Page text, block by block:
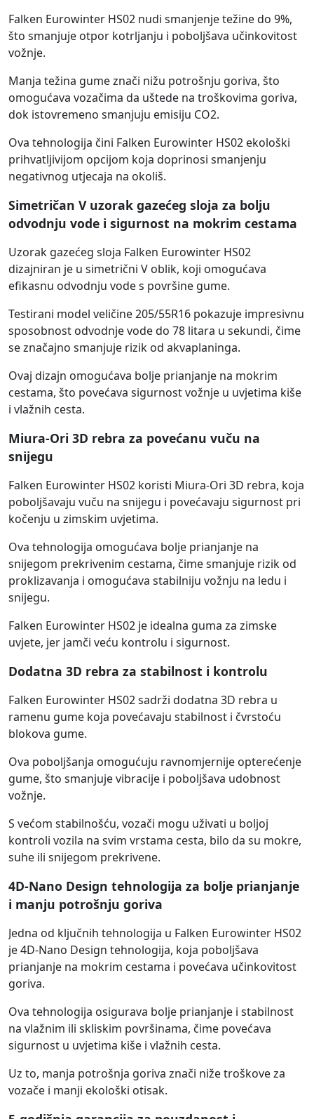
Falken Eurowinter HS02 nudi smanjenje težine do 9%,
što smanjuje otpor kotrljanju i poboljšava učinkovitost
vožnje.
Manja težina gume znači nižu potrošnju goriva, što
omogućava vozačima da uštede na troškovima goriva,
dok istovremeno smanjuju emisiju CO2.
Ova tehnologija čini Falken Eurowinter HS02 ekološki
prihvatljivijom opcijom koja doprinosi smanjenju
negativnog utjecaja na okoliš.
Simetričan V uzorak gazećeg sloja za bolju
odvodnju vode i sigurnost na mokrim cestama
Uzorak gazećeg sloja Falken Eurowinter HS02
dizajniran je u simetrični V oblik, koji omogućava
efikasnu odvodnju vode s površine gume.
Testirani model veličine 205/55R16 pokazuje impresivnu
sposobnost odvodnje vode do 78 litara u sekundi, čime
se značajno smanjuje rizik od akvaplaninga.
Ovaj dizajn omogućava bolje prianjanje na mokrim
cestama, što povećava sigurnost vožnje u uvjetima kiše
i vlažnih cesta.
Miura-Ori 3D rebra za povećanu vuču na
snijegu
Falken Eurowinter HS02 koristi Miura-Ori 3D rebra, koja
poboljšavaju vuču na snijegu i povećavaju sigurnost pri
kočenju u zimskim uvjetima.
Ova tehnologija omogućava bolje prianjanje na
snijegom prekrivenim cestama, čime smanjuje rizik od
proklizavanja i omogućava stabilniju vožnju na ledu i
snijegu.
Falken Eurowinter HS02 je idealna guma za zimske
uvjete, jer jamči veću kontrolu i sigurnost.
Dodatna 3D rebra za stabilnost i kontrolu
Falken Eurowinter HS02 sadrži dodatna 3D rebra u
ramenu gume koja povećavaju stabilnost i čvrstoću
blokova gume.
Ova poboljšanja omogućuju ravnomjernije opterećenje
gume, što smanjuje vibracije i poboljšava udobnost
vožnje.
S većom stabilnošću, vozači mogu uživati u boljoj
kontroli vozila na svim vrstama cesta, bilo da su mokre,
suhe ili snijegom prekrivene.
4D-Nano Design tehnologija za bolje prianjanje
i manju potrošnju goriva
Jedna od ključnih tehnologija u Falken Eurowinter HS02
je 4D-Nano Design tehnologija, koja poboljšava
prianjanje na mokrim cestama i povećava učinkovitost
goriva.
Ova tehnologija osigurava bolje prianjanje i stabilnost
na vlažnim ili skliskim površinama, čime povećava
sigurnost u uvjetima kiše i vlažnih cesta.
Uz to, manja potrošnja goriva znači niže troškove za
vozače i manji ekološki otisak.